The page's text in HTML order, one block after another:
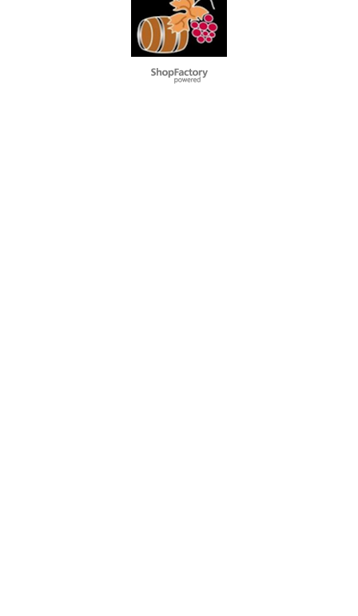
To create online store
ShopFactory eCommerce